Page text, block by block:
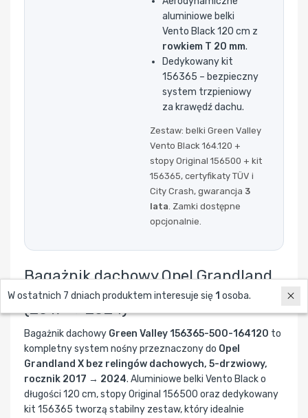
aluminiowe belki
Vento Black 120 cm z
rowkiem T 20 mm.
Dedykowany kit
156365 – bezpieczny
system trzpieniowy
za krawędź dachu.
Zestaw: belki Green Valley
Vento Black 164.120 +
stopy Original 156500 + kit
156365, certyfikaty TÜV i
City Crash, gwarancja 3
lata. Zamki dostępne
opcjonalnie.
Bagażnik dachowy Opel Grandland
X Green Valley 156365-500-164120
(2017 → 2024)
Bagażnik dachowy Green Valley 156365-500-164120 to
kompletny system nośny przeznaczony do Opel
Grandland X bez relingów dachowych, 5-drzwiowy,
rocznik 2017 → 2024. Aluminiowe belki Vento Black o
długości 120 cm, stopy Original 156500 oraz dedykowany
kit 156365 tworzą stabilny zestaw, który idealnie
W ostatnich 7 dniach produktem interesuje się 1 osoba.